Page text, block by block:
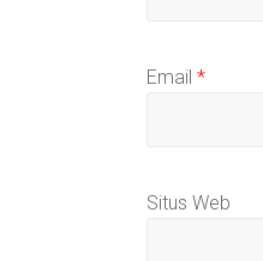
Email *
Situs Web